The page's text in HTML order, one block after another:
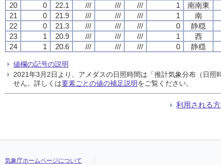
20
0 22.1 /// /// /// 1
南南東
21
0 21.9 /// /// /// 1
南
22
0 21.3 /// /// /// 0
静穏
23
1 20.9 /// /// /// 1
西
24
1 20.6 /// /// /// 0 静穏
値欄の記号の説明
2021年3月2日より、アメダスの日照時間は「推計気象分布（日
せん。詳しくは要素ごとの値の補足説明をご覧ください。
利用される
気象庁ホームページについて